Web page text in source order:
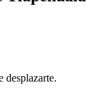
desplazarte.